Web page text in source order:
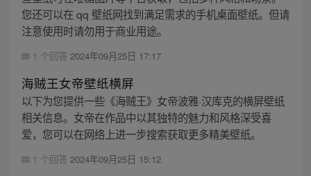
您还可以在 qq 壁纸网找到满足需求的手机桌面壁纸。但请
注意使用时请勿用于商业用途。
1 个回答 2024年09月25日 17:17
海贼王女帝壁纸横屏
以下为您提供一些《海贼王》女帝波雅·汉库克的横屏壁纸
相关信息。女帝在作品中以其独特的魅力和风格深受喜
爱，您可以在网络上进一步搜索获取更多精美壁纸。
1 个回答 2024年09月25日 15:12